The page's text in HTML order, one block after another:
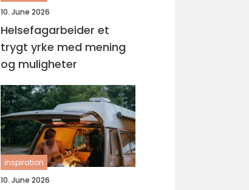
10. June 2026
Helsefagarbeider et
trygt yrke med mening
og muligheter
inspiration
10. June 2026